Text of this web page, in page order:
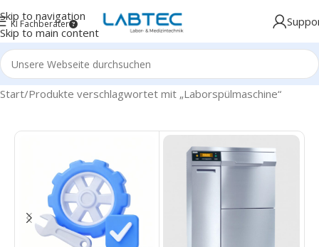
Skip to navigation
Skip to main content
KI Fachberater
Start Produkte verschlagwortet mit „Laborspülmaschine“